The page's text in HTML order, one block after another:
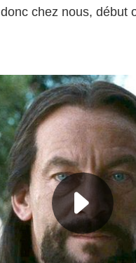
chez nous, début